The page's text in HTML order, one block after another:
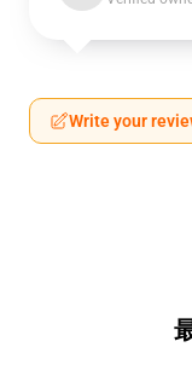
Write your